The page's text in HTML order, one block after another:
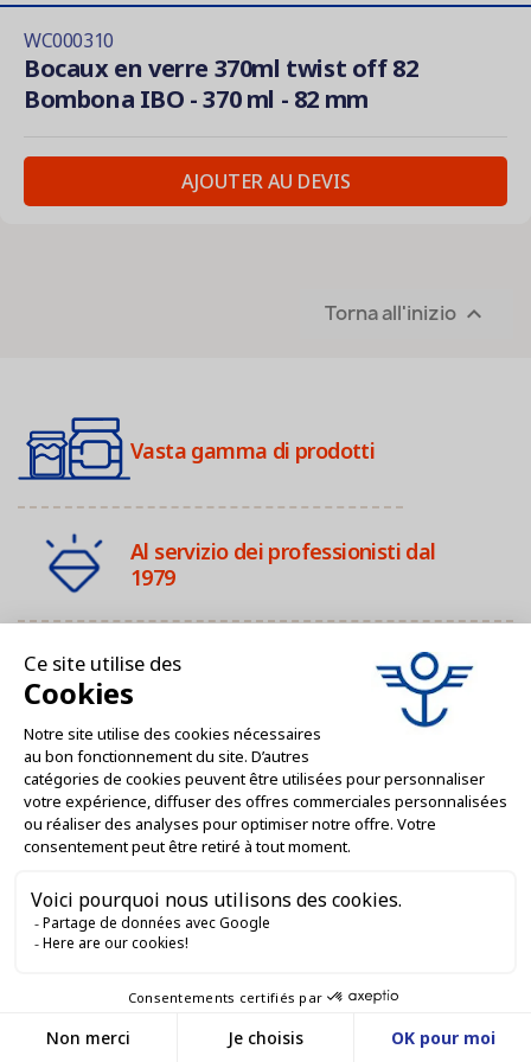
WC000310
Bocaux en verre 370ml twist off 82
Bombona IBO - 370 ml - 82 mm
AJOUTER AU DEVIS
Torna all'inizio 
Vasta gamma di prodotti
Al servizio dei professionisti dal
1979
4 filiali in Francia
Servizio Clienti 9:00-12:00 / 14:00-
16:00
Servizi dedicati ai professionisti